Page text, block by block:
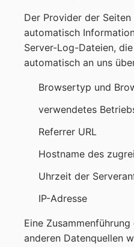
Der Provider der
automatisch
Server-Log-Dateien,
automatisch an uns
Browsertyp und
verwendetes
Referrer URL
Hostname des
Uhrzeit der
IP-Adresse
Eine
anderen Datenquellen